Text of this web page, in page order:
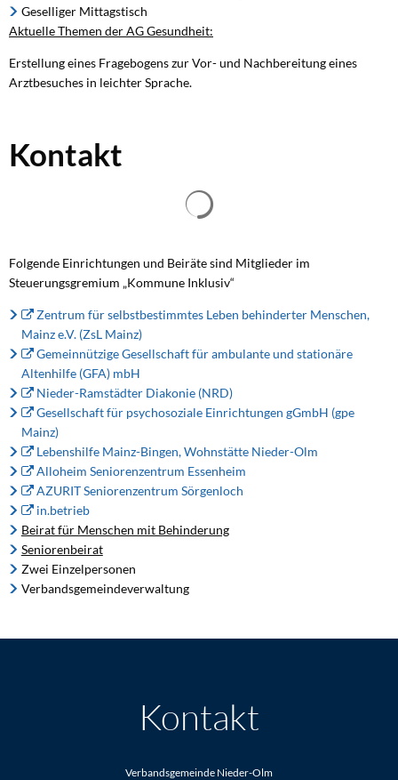
Geselliger Mittagstisch
Aktuelle Themen der AG Gesundheit:
Erstellung eines Fragebogens zur Vor- und Nachbereitung eines
Arztbesuches in leichter Sprache.
Kontakt
Folgende Einrichtungen und Beiräte sind Mitglieder im
Steuerungsgremium „Kommune Inklusiv“
Zentrum für selbstbestimmtes Leben behinderter Menschen,
Mainz e.V. (ZsL Mainz)
Gemeinnützige Gesellschaft für ambulante und stationäre
Altenhilfe (GFA) mbH
Nieder-Ramstädter Diakonie (NRD)
Gesellschaft für psychosoziale Einrichtungen gGmbH (gpe
Mainz)
Lebenshilfe Mainz-Bingen, Wohnstätte Nieder-Olm
Alloheim Seniorenzentrum Essenheim
AZURIT Seniorenzentrum Sörgenloch
in.betrieb
Beirat für Menschen mit Behinderung
Seniorenbeirat
Zwei Einzelpersonen
Verbandsgemeindeverwaltung
Kontakt
Verbandsgemeinde Nieder-Olm